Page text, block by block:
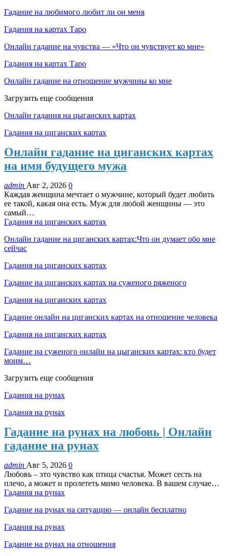
Гадание на любимого любит ли он меня
Гадания на картах Таро
Онлайн гадание на чувства — «Что он чувствует ко мне»
Гадания на картах Таро
Онлайн гадание на отношение мужчины ко мне
Загрузить еще сообщения
Онлайн гадания на цыганских картах
Гадания на циганских картах
Онлайн гадание на циганских картах
на имя будущего мужа
admin Авг 2, 2026 0
Каждая женщина мечтает о мужчине, который будет любить
ее такой, какая она есть. Муж для любой женщины — это
самый…
Гадания на циганских картах
Онлайн гадание на циганских картах:Что он думает обо мне
сейчас
Гадания на циганских картах
Гадание на циганских картах на суженого ряженого
Гадания на циганских картах
Гадание онлайн на циганских картах на отношение человека
Гадания на циганских картах
Гадание на суженого онлайн на цыганских картах: кто будет
моим…
Загрузить еще сообщения
Гадания на рунах
Гадания на рунах
Гадание на рунах на любовь | Онлайн
гадание на рунах
admin Авг 5, 2026 0
Любовь – это чувство как птица счастья. Может сесть на
плечо, а может и пролететь мимо человека. В вашем случае…
Гадания на рунах
Гадание на рунах на ситуацию — онлайн бесплатно
Гадания на рунах
Гадание на рунах на отношения